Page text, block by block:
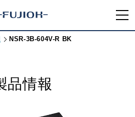
NSR-3B-604V-R BK
品情報